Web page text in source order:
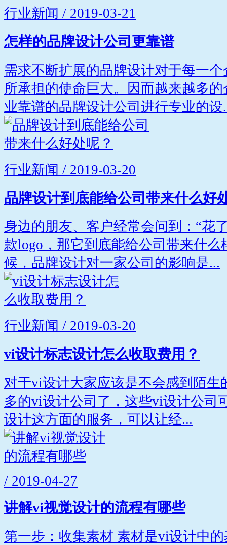
行业新闻 / 2019-03-21
怎样的品牌设计公司更靠谱
需求不断扩展的品牌设计对于每一
所承担的使命巨大。因而越来越多
业靠谱的品牌设计公司进行专业的设
行业新闻 / 2019-03-20
品牌设计到底能给公司带来什么好
身边的朋友、客户经常会问到：“花
款logo，那它到底能给公司带来什么
候，品牌设计对一家公司的影响是...
行业新闻 / 2019-03-20
vi设计标志设计怎么收取费用？
对于vi设计大家应该是不会感到陌生
多的vi设计公司了，这些vi设计公司
设计这方面的服务，可以让经...
/ 2019-04-27
讲解vi视觉设计的流程有哪些
第一步：收集素材 素材是vi设计中